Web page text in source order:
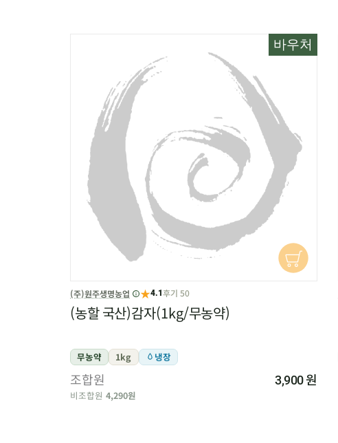
바우처
(주)원주생명농업 ★4.1 후기 50
(농할 국산)감자(1kg/무농약)
무농약 1kg 냉장
조합원 3,900원
비조합원 4,290원